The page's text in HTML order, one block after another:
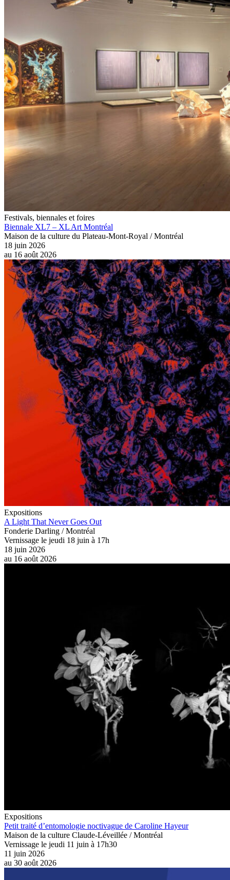
Festivals, biennales et foires
Biennale XL7 – XL Art Montréal
Maison de la culture du Plateau-Mont-Royal / Montréal
18 juin 2026
au 16 août 2026
Expositions
A Light That Never Goes Out
Fonderie Darling / Montréal
Vernissage le jeudi 18 juin à 17h
18 juin 2026
au 16 août 2026
Expositions
Petit traité d’entomologie noctivague de Caroline Hayeur
Maison de la culture Claude-Léveillée / Montréal
Vernissage le jeudi 11 juin à 17h30
11 juin 2026
au 30 août 2026